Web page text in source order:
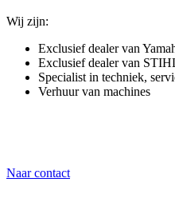
Wij zijn:
Exclusief dealer van
Exclusief dealer van
Specialist in techniek,
Verhuur van machines
Naar contact